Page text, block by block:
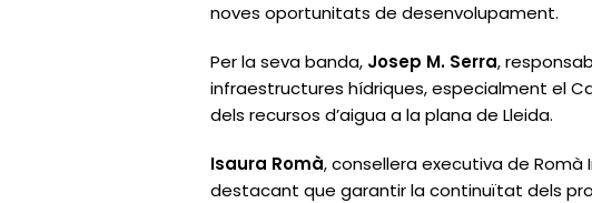
noves oportunitats de desenvolupament.
Per la seva banda, Josep M. Serra,
infraestructures hídriques, especialment el
dels recursos d’aigua a la plana de Lleida.
Isaura Romà, consellera executiva de
destacant que garantir la continuïtat dels